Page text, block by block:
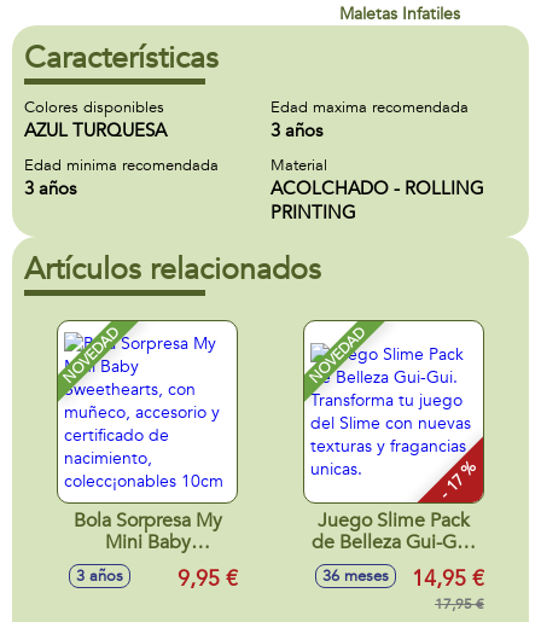
Maletas Infatiles
Características
Colores disponibles
AZUL TURQUESA
Edad maxima recomendada
3 años
Edad minima recomendada
3 años
Material
ACOLCHADO - ROLLING
PRINTING
Artículos relacionados
NOVEDAD
Bola Sorpresa My
Mini Baby
Sweethearts, con
muñeco, accesorio
3 años 9,95 €
NOVEDAD
- 17 %
Juego Slime Pack
de Belleza Gui-Gui.
Transforma tu
juego del Slime
con nuevas texturas
36 meses 14,95 €
17,95 €